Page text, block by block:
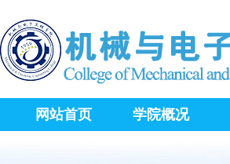
网站首页 学院概况